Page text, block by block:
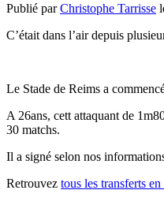
Publié parChristophe Tarrisse
C’était dans l’air depuis
Le Stade de Reims a
A 26ans, cett attaquant de
30 matchs.
Il a signé selon nos
Retrouvez tous les transferts